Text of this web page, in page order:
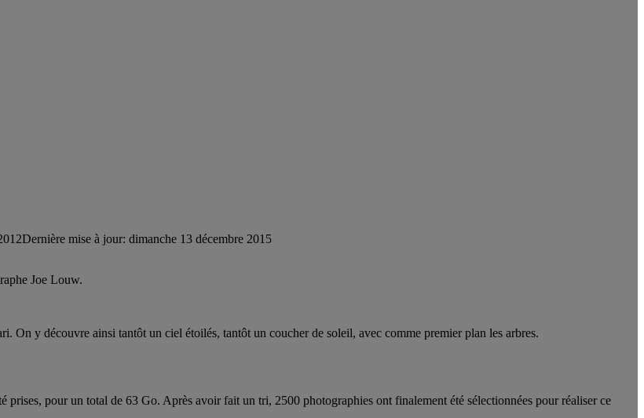
Dernière mise à jour: dimanche 13 décembre 2015
Joe Louw.
On y découvre ainsi tantôt un ciel étoilés, tantôt un coucher de soleil, avec comme premier plan les arbres.
prises, pour un total de 63 Go. Après avoir fait un tri, 2500 photographies ont finalement été sélectionnées pour réaliser ce